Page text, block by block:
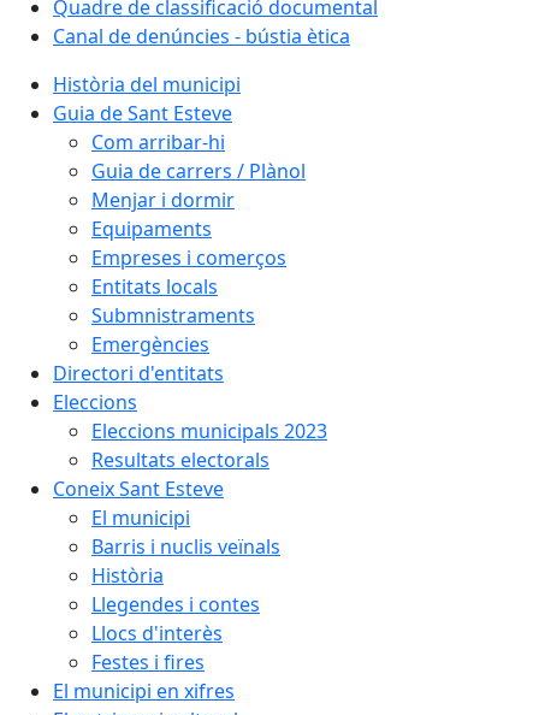
Quadre de classificació documental
Canal de denúncies - bústia ètica
Història del municipi
Guia de Sant Esteve
Com arribar-hi
Guia de carrers / Plànol
Menjar i dormir
Equipaments
Empreses i comerços
Entitats locals
Submnistraments
Emergències
Directori d'entitats
Eleccions
Eleccions municipals 2023
Resultats electorals
Coneix Sant Esteve
El municipi
Barris i nuclis veïnals
Història
Llegendes i contes
Llocs d'interès
Festes i fires
El municipi en xifres